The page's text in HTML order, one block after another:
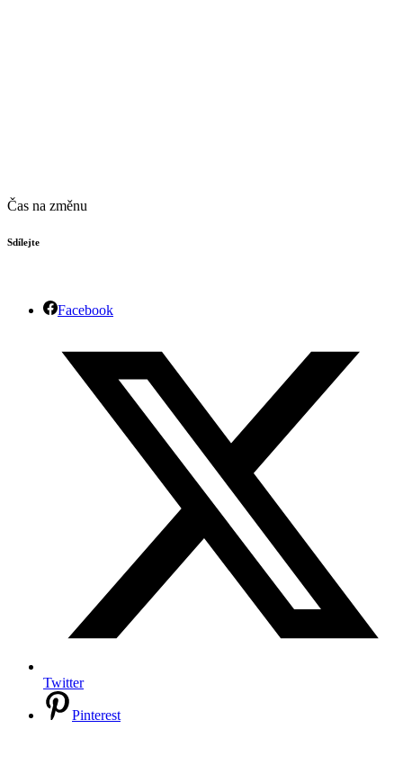
Čas na změnu
Sdílejte
Facebook
Twitter
Pinterest